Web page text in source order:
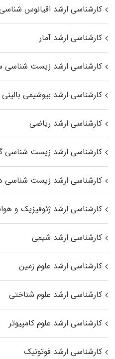
کارشناسی ارشد اقیانوس‌
کارشناسی ارشد آمار
کارشناسی ارشد زیست شناسی
کارشناسی ارشد بیوشیمی بالینی
کارشناسی ارشد ریاضی
کارشناسی ارشد زیست‌ شناسی
کارشناسی ارشد زیست‌ شناسی
کارشناسی ارشد ژئوفیزیک و
کارشناسی ارشد شیمی
کارشناسی ارشد علوم زمین
کارشناسی ارشد علوم شناختی
کارشناسی ارشد علوم کامپیوتر
کارشناسی ارشد فوتونیک